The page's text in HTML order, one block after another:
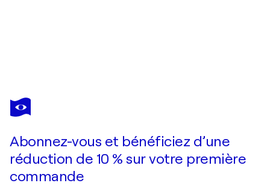
BENOÎT GUÉRIN
Paradis blanc
Abonnez-vous et bénéficiez d’une
réduction de 10 % sur votre première
commande